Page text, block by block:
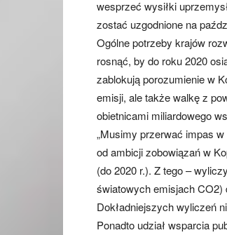
wesprzeć wysiłki
zostać uzgodnione na
Ogólne potrzeby krajów
rosnąć, by do roku 2020
zablokują porozumienie w
emisji, ale także walkę z
obietnicami miliardowego
„Musimy przerwać impas
od ambicji zobowiązań w
(do 2020 r.). Z tego –
światowych emisjach CO2)
Dokładniejszych wyliczeń
Ponadto udział wsparcia